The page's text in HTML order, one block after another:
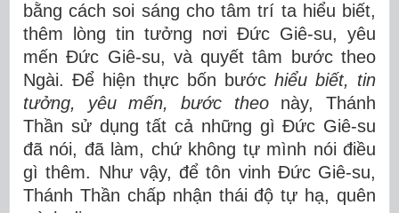
bằng cách soi sáng cho tâm trí ta hiểu biết,
thêm lòng tin tưởng nơi Đức Giê-su, yêu
mến Đức Giê-su, và quyết tâm bước theo
Ngài. Để hiện thực bốn bước hiểu biết, tin
tưởng, yêu mến, bước theonày, Thánh
Thần sử dụng tất cả những gì Đức Giê-su
đã nói, đã làm, chứ không tự mình nói điều
gì thêm. Như vậy, để tôn vinh Đức Giê-su,
Thánh Thần chấp nhận thái độ tự hạ, quên